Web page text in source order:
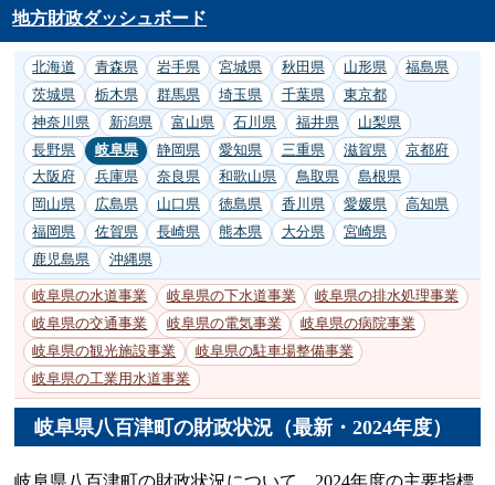
地方財政ダッシュボード
北海道 青森県 岩手県 宮城県 秋田県 山形県
福島県
茨城県
栃木県 群馬県 埼玉県 千葉県
東京都
神奈川県
新潟県 富山県 石川県 福井県
山梨県
長野県
岐阜県 静岡県 愛知県 三重県 滋賀県
京都府
大阪府
兵庫県 奈良県 和歌山県 鳥取県
島根県
岡山県
広島県 山口県 徳島県 香川県 愛媛県
高知県
福岡県
佐賀県 長崎県 熊本県 大分県
宮崎県
鹿児島県
沖縄県
岐阜県の水道事業 岐阜県の下水道事業
岐阜県の排水処理事業
岐阜県の交通事業
岐阜県の電気事業
岐阜県の病院事業
岐阜県の観光施設事業
岐阜県の駐車場整備事業
岐阜県の工業用水道事業
岐阜県八百津町の財政状況（最新・2024年度）
岐阜県八百津町の財政状況について、2024年度の主要指標